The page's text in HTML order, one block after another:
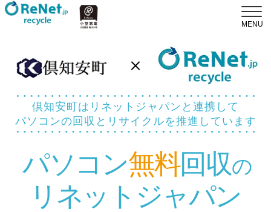
倶知安町はリネットジャパンと連携して
パソコンの回収とリサイクルを推進しています
パソコン無料回収の
リネットジャパン